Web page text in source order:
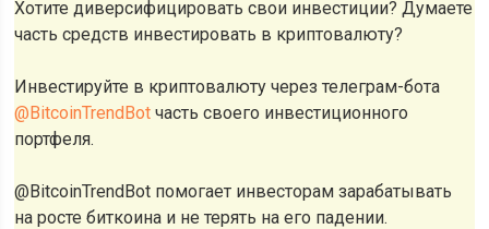
Хотите диверсифицировать свои инвестиции? Думаете
часть средств инвестировать в криптовалюту?
Инвестируйте в криптовалюту через телеграм-бота
@BitcoinTrendBot часть своего инвестиционного
портфеля.
@BitcoinTrendBot помогает инвесторам зарабатывать
на росте биткоина и не терять на его падении.